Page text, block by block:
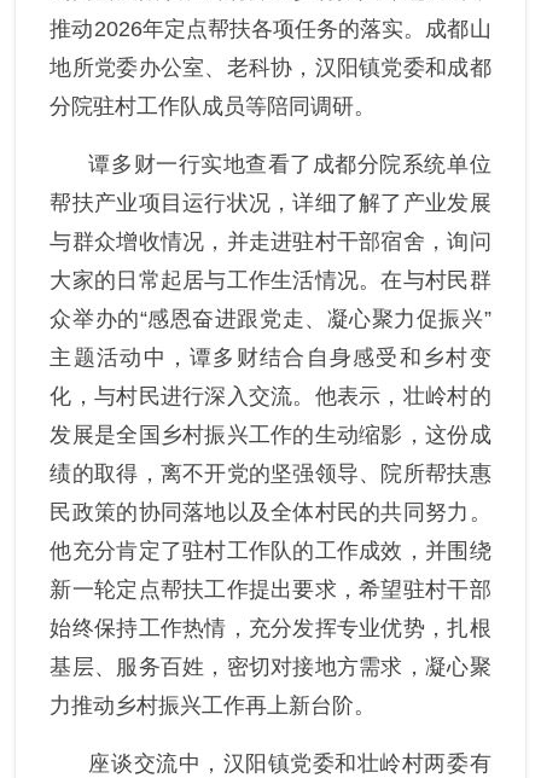
支部动态
党风廉政
推动2026年定点帮扶各项任务的落实。成都山
地所党委办公室、老科协， 汉阳镇党委和成都
分院驻村工作队成员等陪同调研。
谭多财一行实地查看了 成都分院系统单位
帮扶产业项目运行状况，详细了解了产业发展
与群众增收情况，并走进驻村干部宿舍，询问
大家的日常起居与工作生活情况。在与村民群
众举办的“感恩奋进跟党走、凝心聚力促振兴”
主题活动中，谭多财结合自身感受和乡村变
化，与村民进行深入交流。他表示，壮岭村的
发展是全国乡村振兴工作的生动缩影，这份成
绩的取得，离不开党的坚强领导、院所帮扶惠
民政策的协同落地以及全体村民的共同 努力。
他充分肯定了驻村工作队的工作成效，并围绕
新一轮定点帮扶工作提出要求，希望驻村干部
始终保持工作热情，充分发挥专业优势，扎根
基层、服务百姓，密切对接地方需求，凝心聚
力推动乡村振兴工作再上新台阶。
座谈交流中，汉阳镇党委和壮岭村两委有